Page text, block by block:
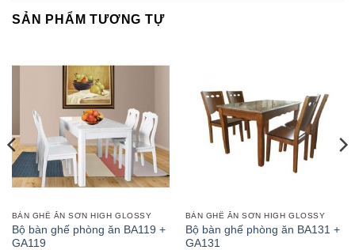
SẢN PHẨM TƯƠNG TỰ
BÀN GHẾ ĂN SƠN HIGH GLOSSY
Bộ bàn ghế phòng ăn BA119 +
GA119
BÀN GHẾ ĂN SƠN HIGH GLOSSY
Bộ bàn ghế phòng ăn BA131 +
GA131